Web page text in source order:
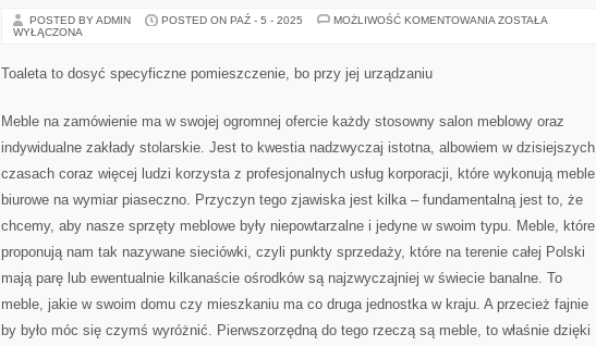
POSTED BY ADMIN POSTED ON PAŹ - 5 - 2025 MOŻLIWOŚĆ KOMENTOWANIA TOALETA
URZĄDZANIU
ZOSTAŁA
WYŁĄCZONA
Toaleta to dosyć specyficzne pomieszczenie, bo przy jej urządzaniu
Meble na zamówienie ma w swojej ogromnej ofercie każdy stosowny salon meblowy oraz
indywidualne zakłady stolarskie. Jest to kwestia nadzwyczaj istotna, albowiem w dzisiejszych
czasach coraz więcej ludzi korzysta z profesjonalnych usług korporacji, które wykonują meble
biurowe na wymiar piaseczno. Przyczyn tego zjawiska jest kilka – fundamentalną jest to, że
chcemy, aby nasze sprzęty meblowe były niepowtarzalne i jedyne w swoim typu. Meble, które
proponują nam tak nazywane sieciówki, czyli punkty sprzedaży, które na terenie całej Polski
mają parę lub ewentualnie kilkanaście ośrodków są najzwyczajniej w świecie banalne. To
meble, jakie w swoim domu czy mieszkaniu ma co druga jednostka w kraju. A przecież fajnie
by było móc się czymś wyróżnić. Pierwszorzędną do tego rzeczą są meble, to właśnie dzięki